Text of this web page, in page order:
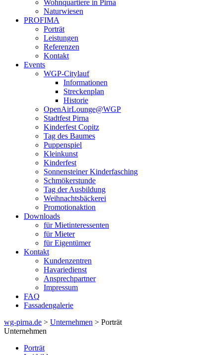
Wohnquartiere in Pirna
Naturwiesen
PROFIMA
Porträt
Leistungen
Referenzen
Kontakt
Events
WGP-Citylauf
Informationen
Streckenplan
Historie
OpenAirLounge@WGP
Stadtfest Pirna
Kinderfest Copitz
Tag des Baumes
Puppenspiel
Kleinkunst
Kinderfest
Sonnensteiner Kinderfasching
Schmökerstunde
Tag der Ausbildung
Weihnachtsbäckerei
Promotionaktion
Downloads
für Mietinteressenten
für Mieter
für Eigentümer
Kontakt
Kundenzentren
Havariedienst
Ansprechpartner
Impressum
FAQ
Fassadengalerie
wg-pirna.de > Unternehmen > Porträt
Unternehmen
Porträt